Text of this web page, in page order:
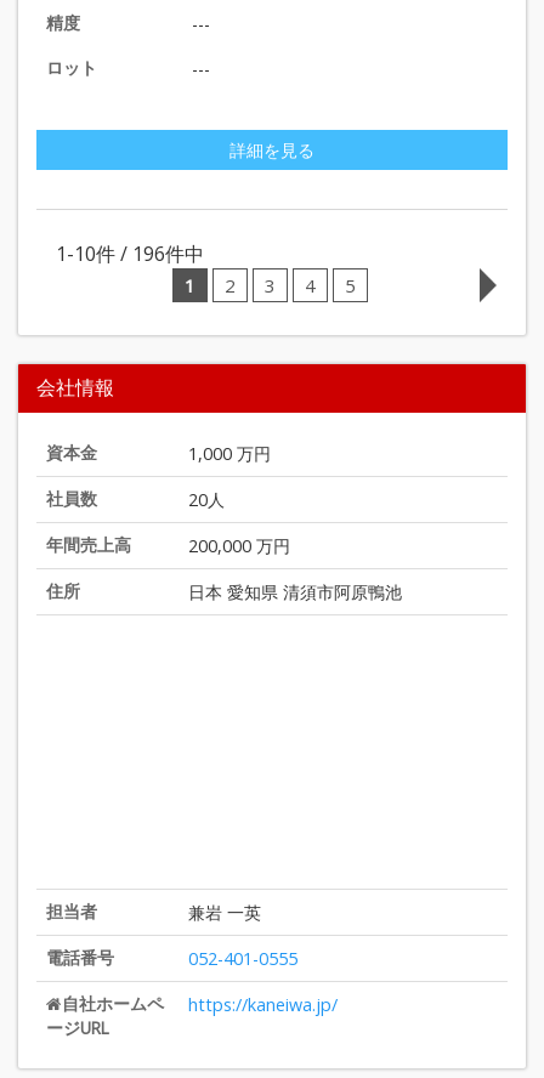
精度
---
ロット
---
詳細を見る
1-10件 / 196件中
1 2 3 4 5
会社情報
資本金
1,000 万円
社員数
20人
年間売上高
200,000 万円
住所
日本 愛知県 清須市阿原鴨池
担当者
兼岩 一英
電話番号
052-401-0555
自社ホームペ
ージURL
https://kaneiwa.jp/